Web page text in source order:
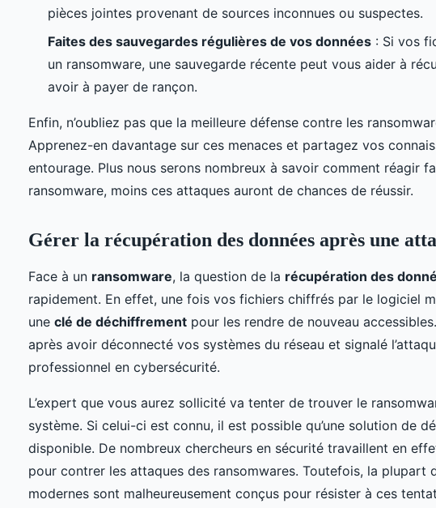
pièces jointes provenant de sources inconnues ou suspectes.
Faites des sauvegardes régulières de vos données : Si vos
un ransomware, une sauvegarde récente peut vous aider à
avoir à payer de rançon.
Enfin, n’oubliez pas que la meilleure défense contre les
Apprenez-en davantage sur ces menaces et partagez vos
entourage. Plus nous serons nombreux à savoir comment réagir
ransomware, moins ces attaques auront de chances de réussir.
Gérer la récupération des données après une
Face à un ransomware, la question de la récupération des
rapidement. En effet, une fois vos fichiers chiffrés par le logiciel
une clé de déchiffrement pour les rendre de nouveau
après avoir déconnecté vos systèmes du réseau et signalé
professionnel en cybersécurité.
L’expert que vous aurez sollicité va tenter de trouver le
système. Si celui-ci est connu, il est possible qu’une solution de
disponible. De nombreux chercheurs en sécurité travaillent en
pour contrer les attaques des ransomwares. Toutefois, la plupart
modernes sont malheureusement conçus pour résister à ces